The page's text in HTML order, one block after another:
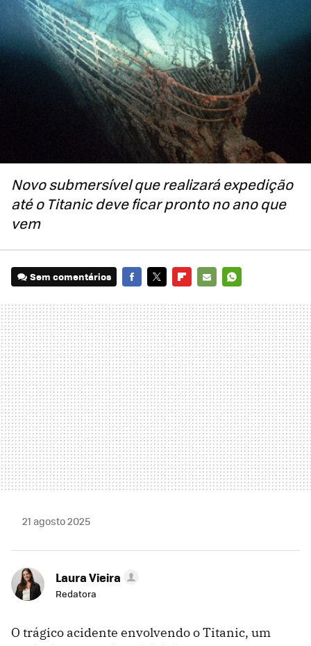
Novo submersível que realizará expedição
até o Titanic deve ficar pronto no ano que
vem
Sem comentários
MAIL
21 agosto 2025
Laura Vieira
Redatora
O trágico acidente envolvendo o Titanic, um